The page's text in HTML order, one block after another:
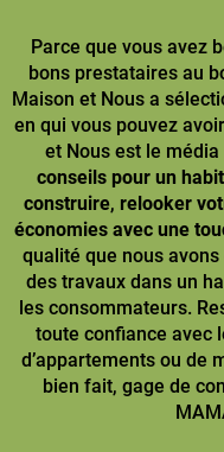
Parce que vous avez
bons prestataires au
Maison et Nous a
en qui vous pouvez
et Nous est le
conseils pour un
construire, relooker
économies avec une
qualité que nous
des travaux dans un
les consommateurs.
toute confiance avec
d’appartements ou de
bien fait, gage de